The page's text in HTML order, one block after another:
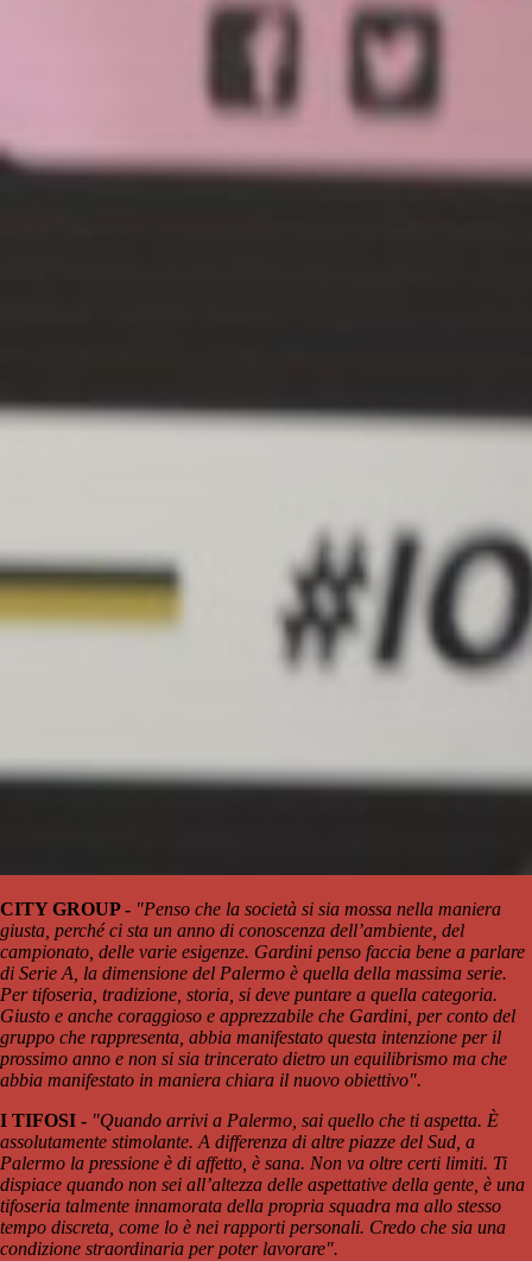
CITY GROUP - "Penso che la società si sia mossa nella maniera
giusta, perché ci sta un anno di conoscenza dell’ambiente, del
campionato, delle varie esigenze. Gardini penso faccia bene a parlare
di Serie A, la dimensione del Palermo è quella della massima serie.
Per tifoseria, tradizione, storia, si deve puntare a quella categoria.
Giusto e anche coraggioso e apprezzabile che Gardini, per conto del
gruppo che rappresenta, abbia manifestato questa intenzione per il
prossimo anno e non si sia trincerato dietro un equilibrismo ma che
abbia manifestato in maniera chiara il nuovo obiettivo".
I TIFOSI - "Quando arrivi a Palermo, sai quello che ti aspetta. È
assolutamente stimolante. A differenza di altre piazze del Sud, a
Palermo la pressione è di affetto, è sana. Non va oltre certi limiti. Ti
dispiace quando non sei all’altezza delle aspettative della gente, è una
tifoseria talmente innamorata della propria squadra ma allo stesso
tempo discreta, come lo è nei rapporti personali. Credo che sia una
condizione straordinaria per poter lavorare".